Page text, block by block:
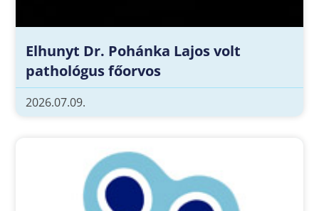
Elhunyt Dr. Pohánka Lajos volt
pathológus főorvos
2026.07.09.